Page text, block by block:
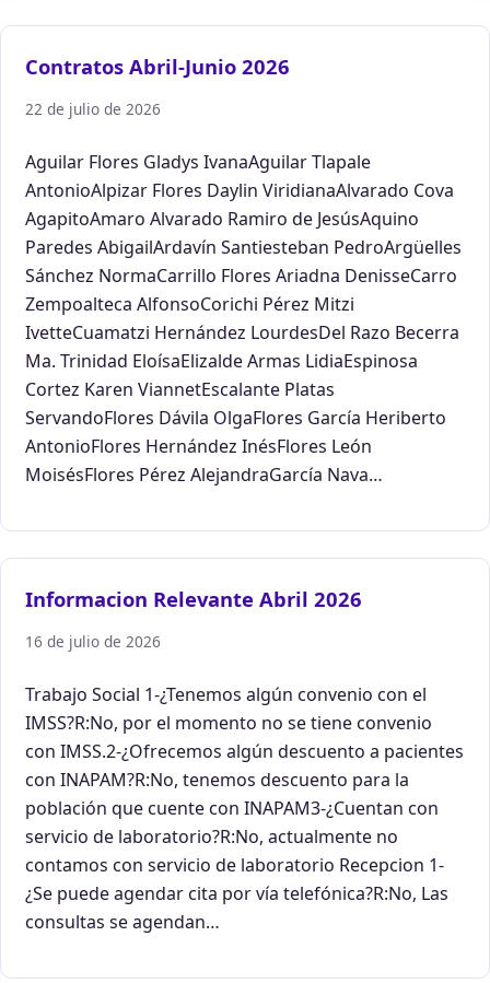
Contratos Abril-Junio 2026
22 de julio de 2026
Aguilar Flores Gladys IvanaAguilar Tlapale
AntonioAlpizar Flores Daylin ViridianaAlvarado Cova
AgapitoAmaro Alvarado Ramiro de JesúsAquino
Paredes AbigailArdavín Santiesteban PedroArgüelles
Sánchez NormaCarrillo Flores Ariadna DenisseCarro
Zempoalteca AlfonsoCorichi Pérez Mitzi
IvetteCuamatzi Hernández LourdesDel Razo Becerra
Ma. Trinidad EloísaElizalde Armas LidiaEspinosa
Cortez Karen ViannetEscalante Platas
ServandoFlores Dávila OlgaFlores García Heriberto
AntonioFlores Hernández InésFlores León
MoisésFlores Pérez AlejandraGarcía Nava…
Informacion Relevante Abril 2026
16 de julio de 2026
Trabajo Social 1-¿Tenemos algún convenio con el
IMSS?R:No, por el momento no se tiene convenio
con IMSS.2-¿Ofrecemos algún descuento a pacientes
con INAPAM?R:No, tenemos descuento para la
población que cuente con INAPAM3-¿Cuentan con
servicio de laboratorio?R:No, actualmente no
contamos con servicio de laboratorio Recepcion 1-
¿Se puede agendar cita por vía telefónica?R:No, Las
consultas se agendan…